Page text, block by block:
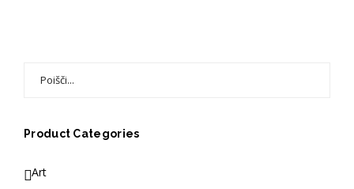
Product Categories
Art